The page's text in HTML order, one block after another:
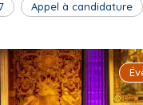
Appel à candidature